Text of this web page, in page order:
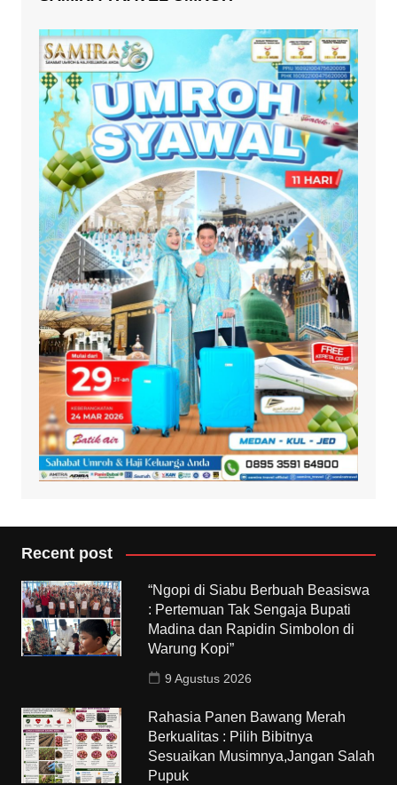
Recent post
“Ngopi di Siabu Berbuah Beasiswa
: Pertemuan Tak Sengaja Bupati
Madina dan Rapidin Simbolon di
Warung Kopi”
9 Agustus 2026
Rahasia Panen Bawang Merah
Berkualitas : Pilih Bibitnya
Sesuaikan Musimnya,Jangan Salah
Pupuk